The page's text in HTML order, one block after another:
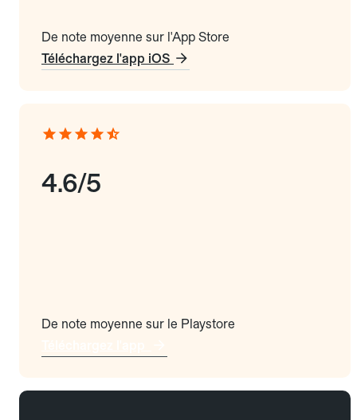
De note moyenne sur l'App Store
Téléchargez l'app iOS
4.6/5
De note moyenne sur le Playstore